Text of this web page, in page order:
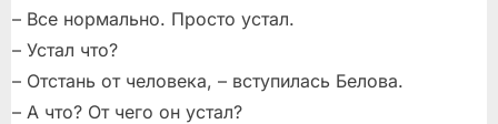
– Все нормально. Просто устал.
– Устал что?
– Отстань от человека, – вступилась Белова.
– А что? От чего он устал?